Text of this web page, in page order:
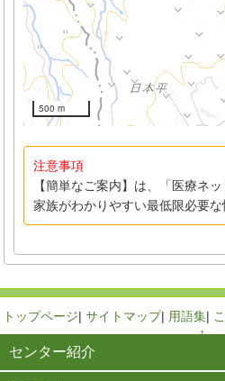
500 m
注意事項
【簡単なご案内】は、「医療ネ
家族がわかりやすい最低限必要
トップページ| サイトマップ| 用語集|
↑
センター紹介